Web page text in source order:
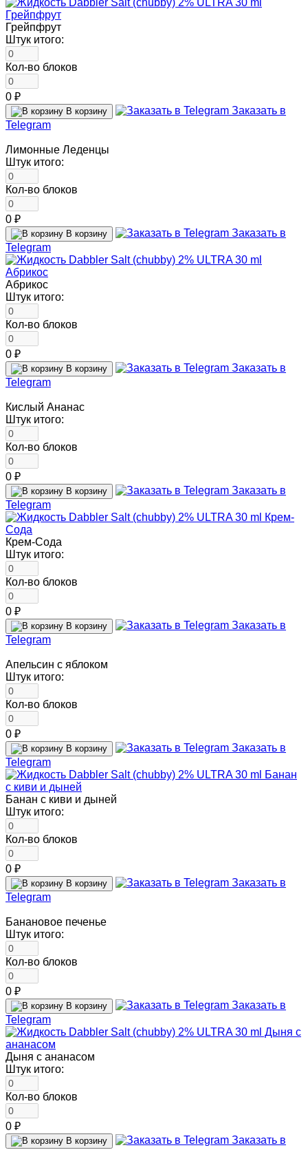
Грейпфрут
Штук итого:
Кол-во блоков
0 ₽
В корзину
Заказать в
Telegram
Лимонные Леденцы
Штук итого:
Кол-во блоков
0 ₽
В корзину
Заказать в
Telegram
Абрикос
Штук итого:
Кол-во блоков
0 ₽
В корзину
Заказать в
Telegram
Кислый Ананас
Штук итого:
Кол-во блоков
0 ₽
В корзину
Заказать в
Telegram
Крем-Сода
Штук итого:
Кол-во блоков
0 ₽
В корзину
Заказать в
Telegram
Апельсин с яблоком
Штук итого:
Кол-во блоков
0 ₽
В корзину
Заказать в
Telegram
Банан с киви и дыней
Штук итого:
Кол-во блоков
0 ₽
В корзину
Заказать в
Telegram
Банановое печенье
Штук итого:
Кол-во блоков
0 ₽
В корзину
Заказать в
Telegram
Дыня с ананасом
Штук итого:
Кол-во блоков
0 ₽
В корзину
Заказать в